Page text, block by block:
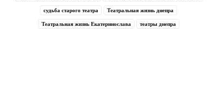
судьба старого театра Театральная жизнь днепра
Театральная жизнь Екатеринослава театры днепра